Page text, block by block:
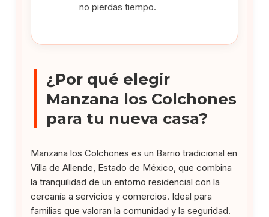
no pierdas tiempo.
¿Por qué elegir
Manzana los Colchones
para tu nueva casa?
Manzana los Colchones es un Barrio tradicional en
Villa de Allende, Estado de México, que combina
la tranquilidad de un entorno residencial con la
cercanía a servicios y comercios. Ideal para
familias que valoran la comunidad y la seguridad.